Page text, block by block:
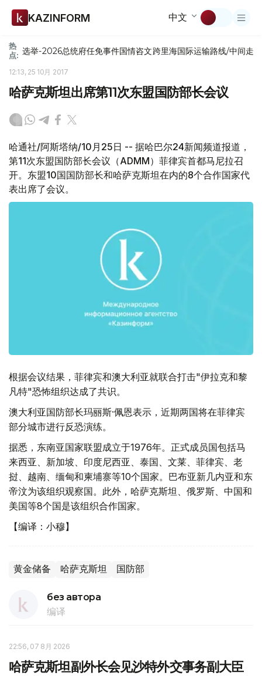
KAZINFORM 中文
热
点: 选举-2026总统府任免事件国情咨文跨里海国际运输路线/中间走廊
12:13, 25 10月 2017
哈萨克斯坦出席第11次东盟国防部长会议
哈通社/阿斯塔纳/10月25日 -- 据哈巴尔24新闻频道报道，
第11次东盟国防部长会议（ADMM）菲律宾首都马尼拉召
开。东盟10国国防部长和哈萨克斯坦在内的8个合作国家代
表出席了会议。
根据会议结果，菲律宾和澳大利亚就联合打击"伊拉克和黎
凡特"恐怖组织达成了共识。
澳大利亚国防部长玛丽斯·佩恩表示，近期两国将在菲律宾
部分城市进行反恐演练。
据悉，东南亚国家联盟成立于1976年。正式成员国包括马
来西亚、新加坡、印度尼西亚、泰国、文莱、菲律宾、老
挝、越南、缅甸和柬埔寨等10个国家。巴布亚新几内亚和东
帝汶为该组织观察国。此外，哈萨克斯坦、俄罗斯、中国和
美国等8个国是该组织合作国家。
【编译：小穆】
黄金储备 哈萨克斯坦 国防部
без автора
编译
22:56, 07 8月 2026
哈萨克斯坦副外长会见沙特外交事务副大臣